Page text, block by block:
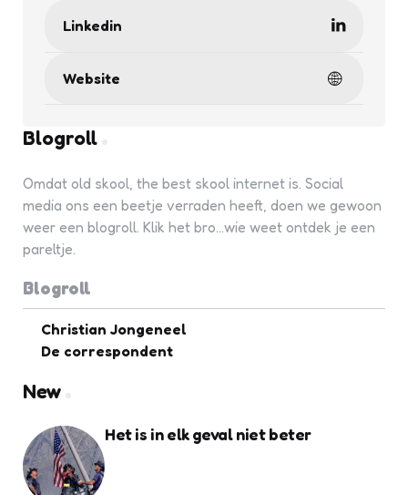
Linkedin
Website
Blogroll
Omdat old skool, the best skool internet is. Social
media ons een beetje verraden heeft, doen we gewoon
weer een blogroll. Klik het bro...wie weet ontdek je een
pareltje.
Blogroll
Christian Jongeneel
De correspondent
New
Het is in elk geval niet beter